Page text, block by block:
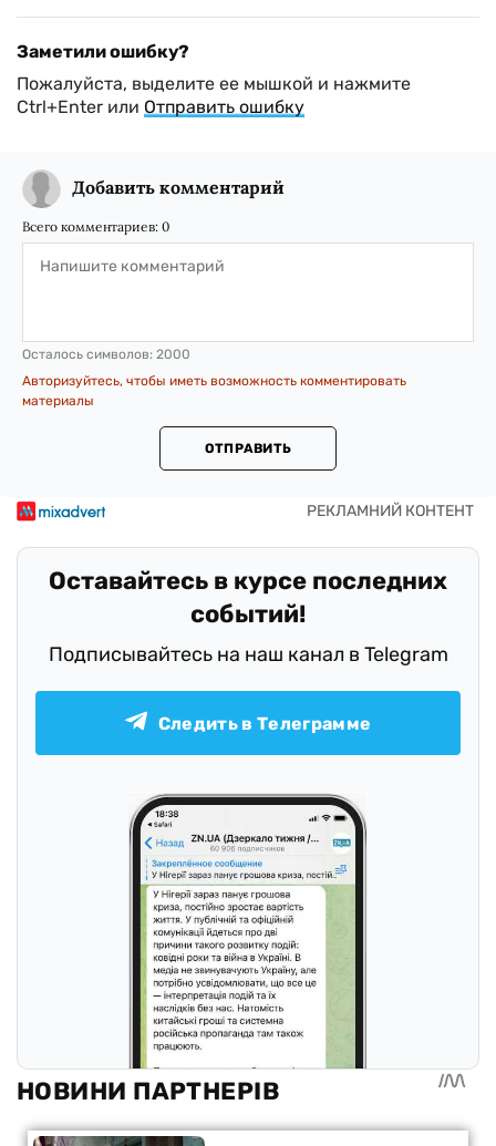
Заметили ошибку?
Пожалуйста, выделите ее мышкой и нажмите
Ctrl+Enter или Отправить ошибку
Добавить комментарий
Всего комментариев: 0
Осталось символов: 2000
Авторизуйтесь, чтобы иметь возможность комментировать
материалы
ОТПРАВИТЬ
Оставайтесь в курсе последних
событий!
Подписывайтесь на наш канал в Telegram
Следить в Телеграмме